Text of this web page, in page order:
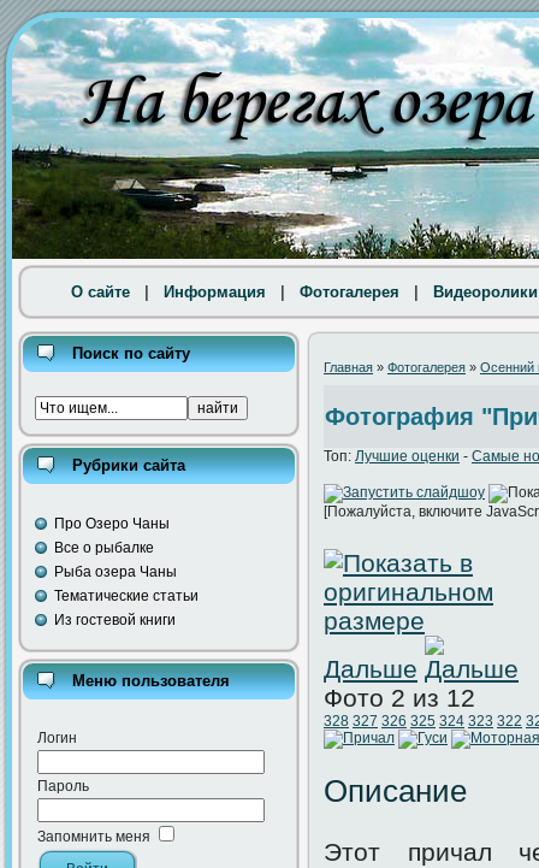
О сайте Информация Фотогалерея Видеоролики
Поиск по сайту
Рубрики сайта
Про Озеро Чаны
Все о рыбалке
Рыба озера Чаны
Тематические статьи
Из гостевой книги
Меню пользователя
Логин
Пароль
Запомнить меня
Главная » Фотогалерея » Осенний
Фотография
Топ: Лучшие оценки - Самые
[Пожалуйста, включите
Дальше
Фото 2 из 12
328 327 326 325 324 323 322
Описание
Этот причал